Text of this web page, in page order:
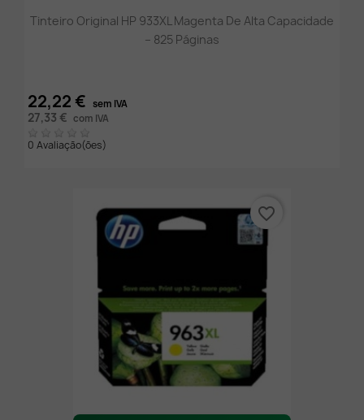
Tinteiro Original HP 933XL Magenta De Alta Capacidade
– 825 Páginas
22,22 € sem IVA
27,33 € com IVA
0 Avaliação(ões)
favorite_border